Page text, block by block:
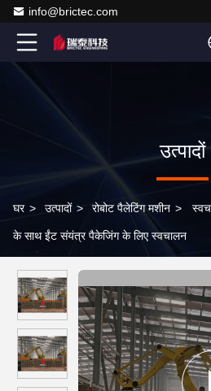
info@brictec.com
उत्पादों
घर > उत्पादों > रोबोट पैलेटिंग मशीन >
के साथ ईंट संयंत्र पैकेजिंग के लिए स्वचालन